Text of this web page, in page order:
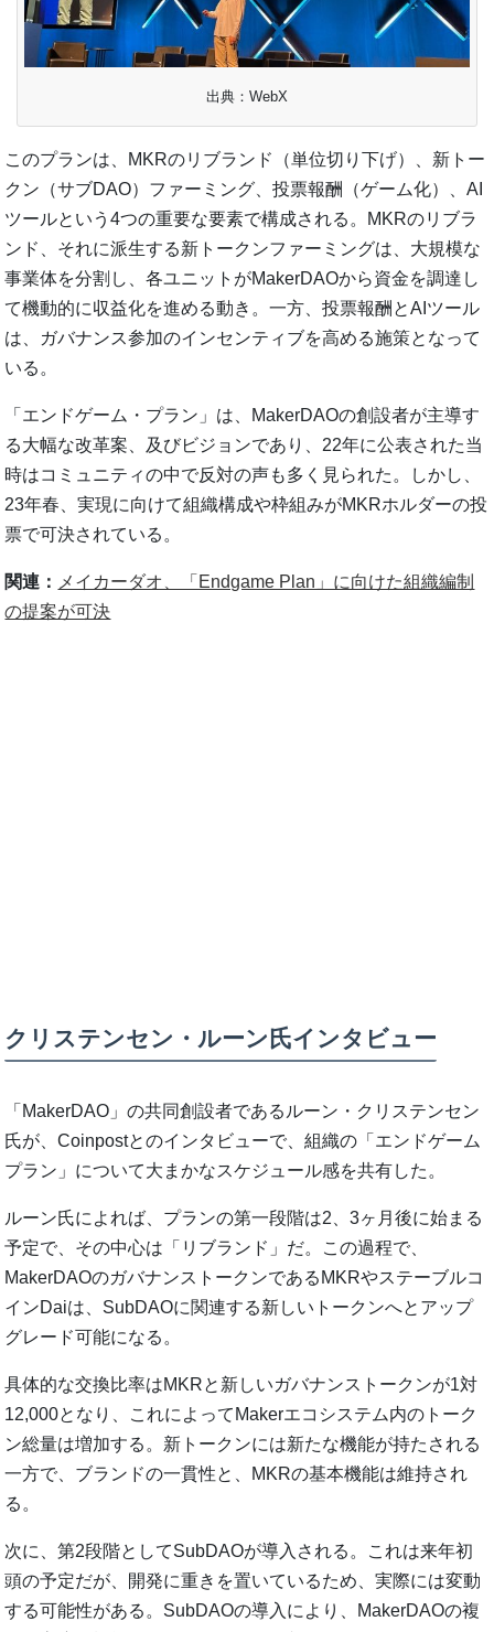
出典：WebX
このプランは、MKRのリブランド（単位切り下げ）、新トー
クン（サブDAO）ファーミング、投票報酬（ゲーム化）、AI
ツールという4つの重要な要素で構成される。MKRのリブラ
ンド、それに派生する新トークンファーミングは、大規模な
事業体を分割し、各ユニットがMakerDAOから資金を調達し
て機動的に収益化を進める動き。一方、投票報酬とAIツール
は、ガバナンス参加のインセンティブを高める施策となって
いる。
「エンドゲーム・プラン」は、MakerDAOの創設者が主導す
る大幅な改革案、及びビジョンであり、22年に公表された当
時はコミュニティの中で反対の声も多く見られた。しかし、
23年春、実現に向けて組織構成や枠組みがMKRホルダーの投
票で可決されている。
関連： メイカーダオ、「Endgame Plan」に向けた組織編制
の提案が可決
クリステンセン・ルーン氏インタビュー
「MakerDAO」の共同創設者であるルーン・クリステンセン
氏が、Coinpostとのインタビューで、組織の「エンドゲーム
プラン」について大まかなスケジュール感を共有した。
ルーン氏によれば、プランの第一段階は2、3ヶ月後に始まる
予定で、その中心は「リブランド」だ。この過程で、
MakerDAOのガバナンストークンであるMKRやステーブルコ
インDaiは、SubDAOに関連する新しいトークンへとアップ
グレード可能になる。
具体的な交換比率はMKRと新しいガバナンストークンが1対
12,000となり、これによってMakerエコシステム内のトーク
ン総量は増加する。新トークンには新たな機能が持たされる
一方で、ブランドの一貫性と、MKRの基本機能は維持され
る。
次に、第2段階としてSubDAOが導入される。これは来年初
頭の予定だが、開発に重きを置いているため、実際には変動
する可能性がある。SubDAOの導入により、MakerDAOの複